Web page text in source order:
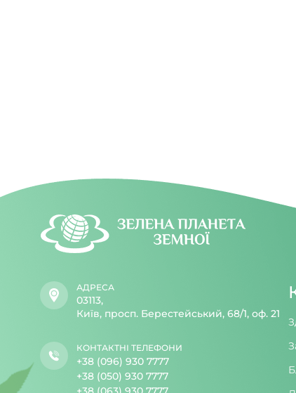
АДРЕСА
03113,
Київ, просп. Берестейський, 68/1, оф. 21
КОНТАКТНІ ТЕЛЕФОНИ
+38 (096) 930 7777
+38 (050) 930 7777